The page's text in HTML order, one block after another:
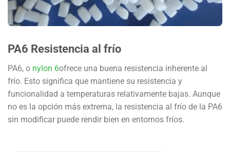
PA6 Resistencia al frío
PA6, o nylon 6ofrece una buena resistencia inherente al
frío. Esto significa que mantiene su resistencia y
funcionalidad a temperaturas relativamente bajas. Aunque
no es la opción más extrema, la resistencia al frío de la PA6
sin modificar puede rendir bien en entornos fríos.